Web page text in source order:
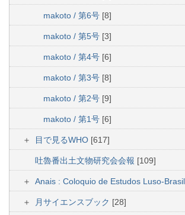
makoto / 第6号 [8]
makoto / 第5号 [3]
makoto / 第4号 [6]
makoto / 第3号 [8]
makoto / 第2号 [9]
makoto / 第1号 [6]
目で見るWHO [617]
吐魯番出土文物研究会会報 [109]
Anais : Coloquio de Estudos Luso-
月サイエンスブック [28]